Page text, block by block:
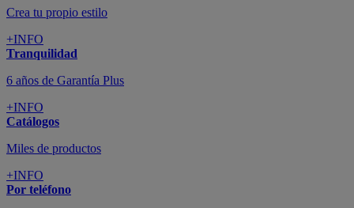
Crea tu propio estilo
+INFO
Tranquilidad
6 años de Garantía Plus
+INFO
Catálogos
Miles de productos
+INFO
Por teléfono